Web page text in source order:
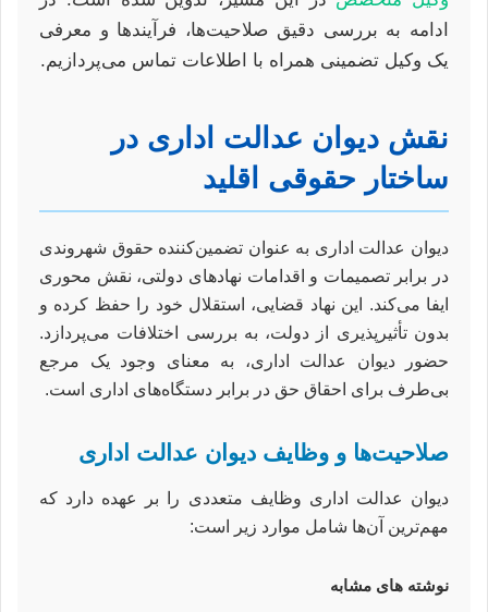
ادامه به بررسی دقیق صلاحیت‌ها، فرآیندها و معرفی
یک وکیل تضمینی همراه با اطلاعات تماس می‌پردازیم.
نقش دیوان عدالت اداری در
ساختار حقوقی اقلید
دیوان عدالت اداری به عنوان تضمین‌کننده حقوق شهروندی
در برابر تصمیمات و اقدامات نهادهای دولتی، نقش محوری
ایفا می‌کند. این نهاد قضایی، استقلال خود را حفظ کرده و
بدون تأثیرپذیری از دولت، به بررسی اختلافات می‌پردازد.
حضور دیوان عدالت اداری، به معنای وجود یک مرجع
بی‌طرف برای احقاق حق در برابر دستگاه‌های اداری است.
صلاحیت‌ها و وظایف دیوان عدالت اداری
دیوان عدالت اداری وظایف متعددی را بر عهده دارد که
مهم‌ترین آن‌ها شامل موارد زیر است:
نوشته های مشابه